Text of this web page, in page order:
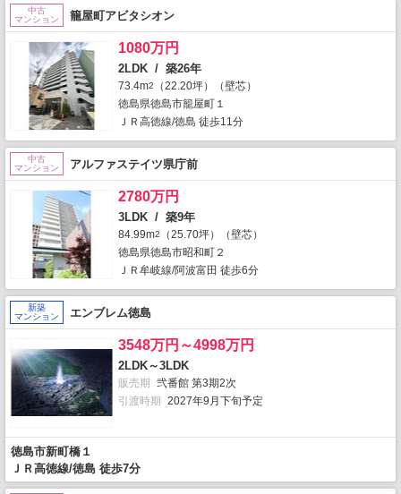
中古
マンション
籠屋町アビタシオン
1080万円
2LDK / 築26年
73.4m2
（22.20坪）（壁芯）
徳島県徳島市籠屋町１
ＪＲ高徳線/徳島 徒歩11分
中古
マンション
アルファステイツ県庁前
2780万円
3LDK / 築9年
84.99m2
（25.70坪）（壁芯）
徳島県徳島市昭和町２
ＪＲ牟岐線/阿波富田 徒歩6分
新築
マンション
エンブレム徳島
3548万円～4998万円
2LDK～3LDK
販売期
弐番館 第3期2次
引渡時期
2027年9月下旬予定
徳島市新町橋１
ＪＲ高徳線/徳島 徒歩7分